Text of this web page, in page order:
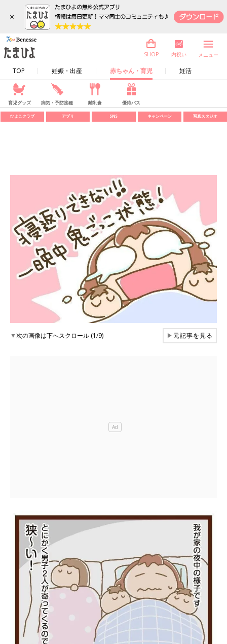
×
TOP 妊娠・出産 赤ちゃん・育児 妊活
SHOP 内祝い メニュー
育児グッズ 病気・予防接種 離乳食 優待パス
ひよこクラブ アプリ SNS キャンペーン 写真スタジオ
▼次の画像は下へスクロール (1/9) ▶元記事を見る